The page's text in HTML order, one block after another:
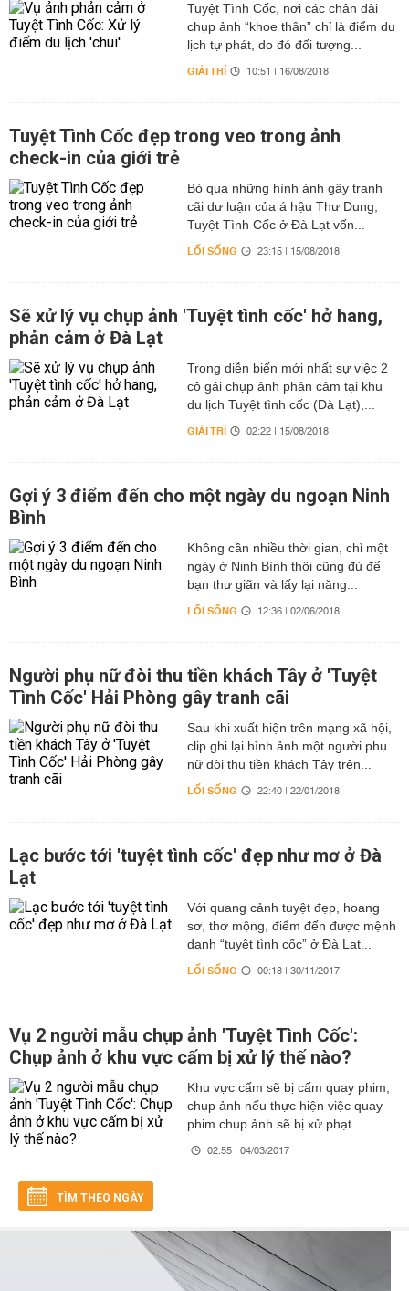
Tuyệt Tình Cốc, nơi các chân dài
chụp ảnh “khoe thân” chỉ là điểm du
lịch tự phát, do đó đối tượng...
GIẢI TRÍ 10:51 | 16/08/2018
Tuyệt Tình Cốc đẹp trong veo trong ảnh
check-in của giới trẻ
Bỏ qua những hình ảnh gây tranh
cãi dư luận của á hậu Thư Dung,
Tuyệt Tình Cốc ở Đà Lạt vốn...
LỐI SỐNG 23:15 | 15/08/2018
Sẽ xử lý vụ chụp ảnh 'Tuyệt tình cốc' hở hang,
phản cảm ở Đà Lạt
Trong diễn biến mới nhất sự việc 2
cô gái chụp ảnh phản cảm tại khu
du lịch Tuyệt tình cốc (Đà Lạt),...
GIẢI TRÍ 02:22 | 15/08/2018
Gợi ý 3 điểm đến cho một ngày du ngoạn Ninh
Bình
Không cần nhiều thời gian, chỉ một
ngày ở Ninh Bình thôi cũng đủ để
bạn thư giãn và lấy lại năng...
LỐI SỐNG 12:36 | 02/06/2018
Người phụ nữ đòi thu tiền khách Tây ở 'Tuyệt
Tình Cốc' Hải Phòng gây tranh cãi
Sau khi xuất hiện trên mạng xã hội,
clip ghi lại hình ảnh một người phụ
nữ đòi thu tiền khách Tây trên...
LỐI SỐNG 22:40 | 22/01/2018
Lạc bước tới 'tuyệt tình cốc' đẹp như mơ ở Đà
Lạt
Với quang cảnh tuyệt đẹp, hoang
sơ, thơ mộng, điểm đến được mệnh
danh “tuyệt tình cốc” ở Đà Lạt...
LỐI SỐNG 00:18 | 30/11/2017
Vụ 2 người mẫu chụp ảnh 'Tuyệt Tình Cốc':
Chụp ảnh ở khu vực cấm bị xử lý thế nào?
Khu vực cấm sẽ bị cấm quay phim,
chụp ảnh nếu thực hiện việc quay
phim chụp ảnh sẽ bị xử phạt...
02:55 | 04/03/2017
TÌM THEO NGÀY